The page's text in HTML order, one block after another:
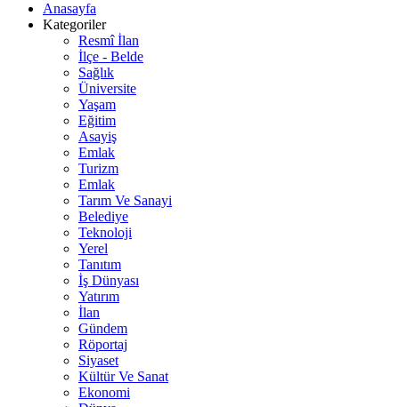
Anasayfa
Kategoriler
Resmî İlan
İlçe - Belde
Sağlık
Üniversite
Yaşam
Eğitim
Asayiş
Emlak
Turizm
Emlak
Tarım Ve Sanayi
Belediye
Teknoloji
Yerel
Tanıtım
İş Dünyası
Yatırım
İlan
Gündem
Röportaj
Siyaset
Kültür Ve Sanat
Ekonomi